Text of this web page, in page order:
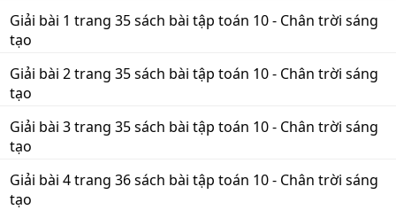
Giải bài 1 trang 35 sách bài tập toán 10 - Chân trời sáng
tạo
Giải bài 2 trang 35 sách bài tập toán 10 - Chân trời sáng
tạo
Giải bài 3 trang 35 sách bài tập toán 10 - Chân trời sáng
tạo
Giải bài 4 trang 36 sách bài tập toán 10 - Chân trời sáng
tạo